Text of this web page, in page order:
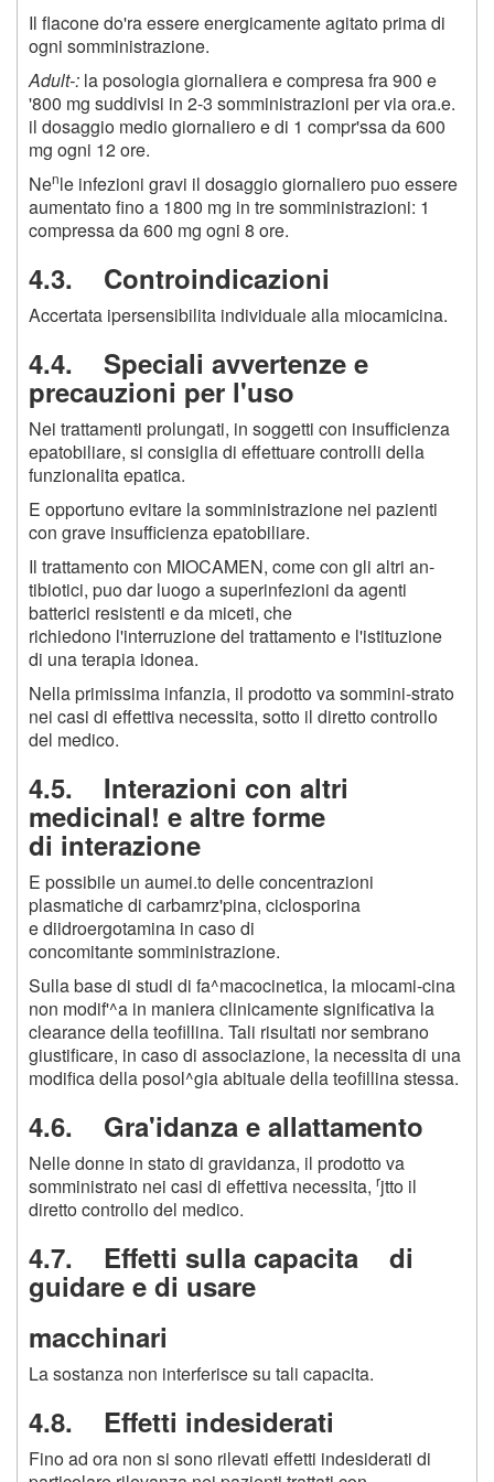
Il flacone do'ra essere energicamente agitato prima di
ogni somministrazione.
Adult-: la posologia giornaliera e compresa fra 900 e
'800 mg suddivisi in 2-3 somministrazioni per via ora.e.
il dosaggio medio giornaliero e di 1 compr'ssa da 600
mg ogni 12 ore.
Nenle infezioni gravi il dosaggio giornaliero puo essere
aumentato fino a 1800 mg in tre somministrazioni: 1
compressa da 600 mg ogni 8 ore.
4.3. Controindicazioni
Accertata ipersensibilita individuale alla miocamicina.
4.4. Speciali avvertenze e
precauzioni per l'uso
Nei trattamenti prolungati, in soggetti con insufficienza
epatobiliare, si consiglia di effettuare controlli della
funzionalita epatica.
E opportuno evitare la somministrazione nei pazienti
con grave insufficienza epatobiliare.
Il trattamento con MIOCAMEN, come con gli altri an-
tibiotici, puo dar luogo a superinfezioni da agenti
batterici resistenti e da miceti, che
richiedono l'interruzione del trattamento e l'istituzione
di una terapia idonea.
Nella primissima infanzia, il prodotto va sommini-strato
nei casi di effettiva necessita, sotto il diretto controllo
del medico.
4.5. Interazioni con altri
medicinal! e altre forme
di interazione
E possibile un aumei.to delle concentrazioni
plasmatiche di carbamrz'pina, ciclosporina
e diidroergotamina in caso di
concomitante somministrazione.
Sulla base di studi di fa^macocinetica, la miocami-cina
non modif'^a in maniera clinicamente significativa la
clearance della teofillina. Tali risultati nor sembrano
giustificare, in caso di associazione, la necessita di una
modifica della posol^gia abituale della teofillina stessa.
4.6. Gra'idanza e allattamento
Nelle donne in stato di gravidanza, il prodotto va
somministrato nei casi di effettiva necessita, rjtto il
diretto controllo del medico.
4.7. Effetti sulla capacita di
guidare e di usare
macchinari
La sostanza non interferisce su tali capacita.
4.8. Effetti indesiderati
Fino ad ora non si sono rilevati effetti indesiderati di